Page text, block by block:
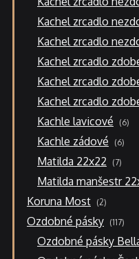
Kachel zrcadlo
Kachel zrcadlo
Kachel zrcadlo
Kachel zrcadlo
Kachel zrcadlo
Kachle lavicové 66
Kachle zádové 66
Matilda 22x22 77
Matilda manšestr
Koruna Most 22
produkty
Ozdobné pásky 117117
Ozdobné pásky